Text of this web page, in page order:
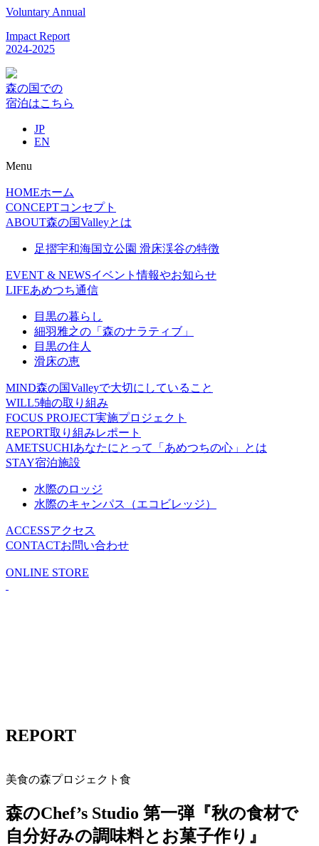
Voluntary Annual
Impact Report
2024-2025
森の国での
宿泊はこちら
JP
EN
Menu
HOMEホーム
CONCEPTコンセプト
ABOUT森の国Valleyとは
足摺宇和海国立公園 滑床渓谷の特徴
EVENT & NEWSイベント情報やお知らせ
LIFEあめつち通信
目黒の暮らし
細羽雅之の「森のナラティブ」
目黒の住人
滑床の恵
MIND森の国Valleyで大切にしていること
WILL5軸の取り組み
FOCUS PROJECT実施プロジェクト
REPORT取り組みレポート
AMETSUCHIあなたにとって「あめつちの心」とは
STAY宿泊施設
水際のロッジ
水際のキャンパス（エコビレッジ）
ACCESSアクセス
CONTACTお問い合わせ
ONLINE STORE
REPORT
美食の森プロジェクト 食
森のChef’s Studio 第一弾『秋の食材で
自分好みの調味料とお菓子作り』